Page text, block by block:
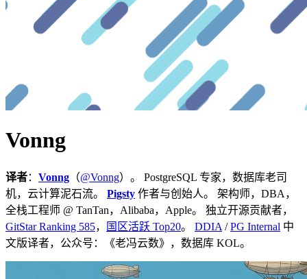
Vonng
译者： Vonng （@Vonng）。 PostgreSQL 专家，数据库老司
机，云计算泥石流。 Pigsty 作者与创始人。 架构师，DBA，
全栈工程师 @ TanTan，Alibaba，Apple。 独立开源贡献者，
GitStar Ranking 585， 国区活跃 Top20。 DDIA /PG Internal 中
文版译者，公众号：《老冯云数》，数据库 KOL。